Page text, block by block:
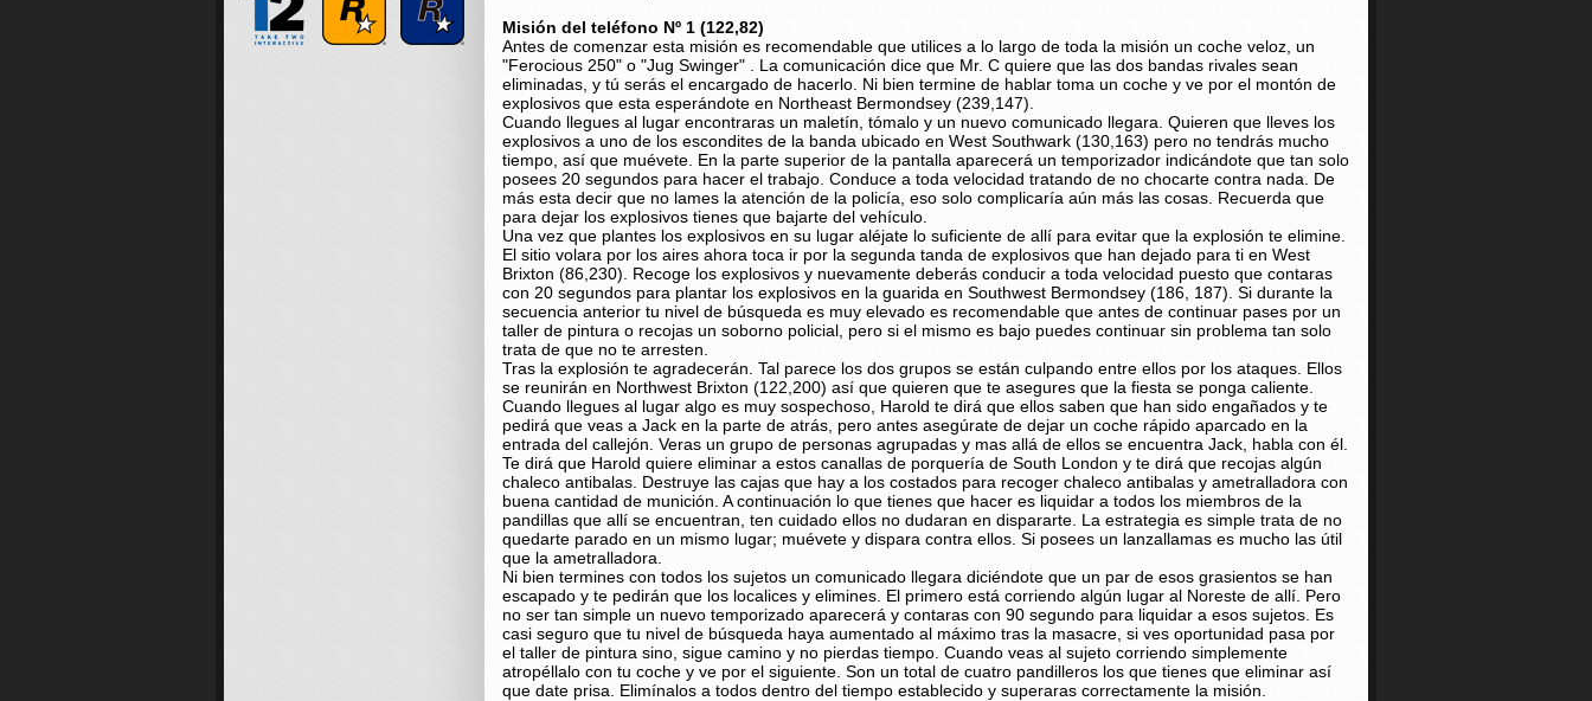
Misión del teléfono Nº 1 (122,82)
Antes de comenzar esta misión es recomendable que utilices a lo largo de toda la misión un coche veloz, un
"Ferocious 250" o "Jug Swinger" . La comunicación dice que Mr. C quiere que las dos bandas rivales sean
eliminadas, y tú serás el encargado de hacerlo. Ni bien termine de hablar toma un coche y ve por el montón de
explosivos que esta esperándote en Northeast Bermondsey (239,147).
Cuando llegues al lugar encontraras un maletín, tómalo y un nuevo comunicado llegara. Quieren que lleves los
explosivos a uno de los escondites de la banda ubicado en West Southwark (130,163) pero no tendrás mucho
tiempo, así que muévete. En la parte superior de la pantalla aparecerá un temporizador indicándote que tan solo
posees 20 segundos para hacer el trabajo. Conduce a toda velocidad tratando de no chocarte contra nada. De
más esta decir que no lames la atención de la policía, eso solo complicaría aún más las cosas. Recuerda que
para dejar los explosivos tienes que bajarte del vehículo.
Una vez que plantes los explosivos en su lugar aléjate lo suficiente de allí para evitar que la explosión te elimine.
El sitio volara por los aires ahora toca ir por la segunda tanda de explosivos que han dejado para ti en West
Brixton (86,230). Recoge los explosivos y nuevamente deberás conducir a toda velocidad puesto que contaras
con 20 segundos para plantar los explosivos en la guarida en Southwest Bermondsey (186, 187). Si durante la
secuencia anterior tu nivel de búsqueda es muy elevado es recomendable que antes de continuar pases por un
taller de pintura o recojas un soborno policial, pero si el mismo es bajo puedes continuar sin problema tan solo
trata de que no te arresten.
Tras la explosión te agradecerán. Tal parece los dos grupos se están culpando entre ellos por los ataques. Ellos
se reunirán en Northwest Brixton (122,200) así que quieren que te asegures que la fiesta se ponga caliente.
Cuando llegues al lugar algo es muy sospechoso, Harold te dirá que ellos saben que han sido engañados y te
pedirá que veas a Jack en la parte de atrás, pero antes asegúrate de dejar un coche rápido aparcado en la
entrada del callejón. Veras un grupo de personas agrupadas y mas allá de ellos se encuentra Jack, habla con él.
Te dirá que Harold quiere eliminar a estos canallas de porquería de South London y te dirá que recojas algún
chaleco antibalas. Destruye las cajas que hay a los costados para recoger chaleco antibalas y ametralladora con
buena cantidad de munición. A continuación lo que tienes que hacer es liquidar a todos los miembros de la
pandillas que allí se encuentran, ten cuidado ellos no dudaran en dispararte. La estrategia es simple trata de no
quedarte parado en un mismo lugar; muévete y dispara contra ellos. Si posees un lanzallamas es mucho las útil
que la ametralladora.
Ni bien termines con todos los sujetos un comunicado llegara diciéndote que un par de esos grasientos se han
escapado y te pedirán que los localices y elimines. El primero está corriendo algún lugar al Noreste de allí. Pero
no ser tan simple un nuevo temporizado aparecerá y contaras con 90 segundo para liquidar a esos sujetos. Es
casi seguro que tu nivel de búsqueda haya aumentado al máximo tras la masacre, si ves oportunidad pasa por
el taller de pintura sino, sigue camino y no pierdas tiempo. Cuando veas al sujeto corriendo simplemente
atropéllalo con tu coche y ve por el siguiente. Son un total de cuatro pandilleros los que tienes que eliminar así
que date prisa. Elimínalos a todos dentro del tiempo establecido y superaras correctamente la misión.